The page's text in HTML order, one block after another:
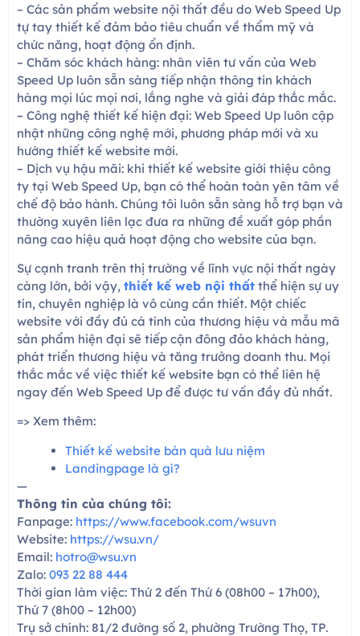
– Các sản phẩm website nội thất đều do Web Speed Up
tự tay thiết kế đảm bảo tiêu chuẩn về thẩm mỹ và
chức năng, hoạt động ổn định.
– Chăm sóc khách hàng: nhân viên tư vấn của Web
Speed Up luôn sẵn sàng tiếp nhận thông tin khách
hàng mọi lúc mọi nơi, lắng nghe và giải đáp thắc mắc.
– Công nghệ thiết kế hiện đại: Web Speed Up luôn cập
nhật những công nghệ mới, phương pháp mới và xu
hướng thiết kế website mới.
– Dịch vụ hậu mãi: khi thiết kế website giới thiệu công
ty tại Web Speed Up, bạn có thể hoàn toàn yên tâm về
chế độ bảo hành. Chúng tôi luôn sẵn sàng hỗ trợ bạn và
thường xuyên liên lạc đưa ra những đề xuất góp phần
nâng cao hiệu quả hoạt động cho website của bạn.
Sự cạnh tranh trên thị trường về lĩnh vực nội thất ngày
càng lớn, bởi vậy, thiết kế web nội thất thể hiện sự uy
tín, chuyên nghiệp là vô cùng cần thiết. Một chiếc
website với đầy đủ cá tính của thương hiệu và mẫu mã
sản phẩm hiện đại sẽ tiếp cận đông đảo khách hàng,
phát triển thương hiệu và tăng trưởng doanh thu. Mọi
thắc mắc về việc thiết kế website bạn có thể liên hệ
ngay đến Web Speed Up để được tư vấn đầy đủ nhất.
=> Xem thêm:
Thiết kế website bán quà lưu niệm
Landingpage là gì?
—
Thông tin của chúng tôi:
Fanpage: https://www.facebook.com/wsuvn
Website: https://wsu.vn/
Email: hotro@wsu.vn
Zalo: 093 22 88 444
Thời gian làm việc: Thứ 2 đến Thứ 6 (08h00 – 17h00),
Thứ 7 (8h00 – 12h00)
Trụ sở chính: 81/2 đường số 2, phường Trường Thọ, TP.